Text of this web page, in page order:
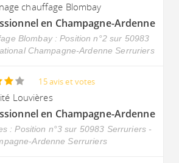
chauffage Blombay
en Champagne-Ardenne
Blombay : Position n°2 sur 50983
Champagne-Ardenne Serruriers
15 avis et votes
Louvières
en Champagne-Ardenne
: Position n°3 sur 50983 Serruriers -
Ardenne Serruriers